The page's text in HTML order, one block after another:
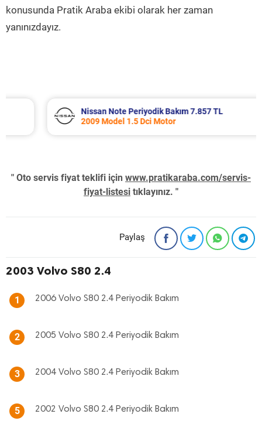
konusunda Pratik Araba ekibi olarak her zaman
yanınızdayız.
Nissan Note Periyodik Bakım 7.857 TL
2009 Model 1.5 Dci Motor
" Oto servis fiyat teklifi için www.pratikaraba.com/servis-
fiyat-listesi tıklayınız. "
Paylaş
2003 Volvo S80 2.4
1 2006 Volvo S80 2.4 Periyodik Bakım
2 2005 Volvo S80 2.4 Periyodik Bakım
3 2004 Volvo S80 2.4 Periyodik Bakım
5 2002 Volvo S80 2.4 Periyodik Bakım